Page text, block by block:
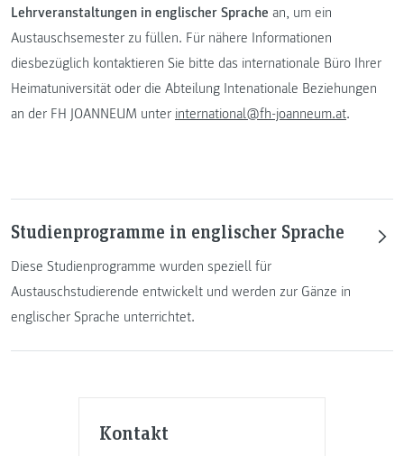
Kontakt
Lehrveranstaltungen in englischer Sprache an, um ein
Austauschsemester zu füllen. Für nähere Informationen
diesbezüglich kontaktieren Sie bitte das internationale Büro Ihrer
Heimatuniversität oder die Abteilung Intenationale Beziehungen
an der FH JOANNEUM unter international@fh-joanneum.at.
Studienprogramme in englischer Sprache
Diese Studienprogramme wurden speziell für
Austauschstudierende entwickelt und werden zur Gänze in
englischer Sprache unterrichtet.